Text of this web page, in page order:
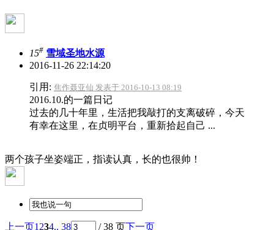
15# 雪域圣地水源
2016-11-26 22:14:20
引用: 焦作聂亚仙 发表于 2016-10-13 08:19
2016.10.的一篇日记
过去的几十年里，生活把我敲打的支离破碎，今天
有幸在这里，在贞明平台，重新拾起自己 ...
两个孩子坐姿端正，指读认真，长的也很帅！
上一页 1234.. 38 / 38 页 下一页